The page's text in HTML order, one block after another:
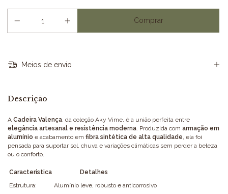
Meios de envio
Descrição
A Cadeira Valença, da coleção Aky Vime, é a união perfeita entre
elegância artesanal e resistência moderna. Produzida com armação em
alumínio e acabamento em fibra sintética de alta qualidade, ela foi
pensada para suportar sol, chuva e variações climáticas sem perder a beleza
ou o conforto.
Característica
Detalhes
Estrutura:
Alumínio leve, robusto e anticorrosivo